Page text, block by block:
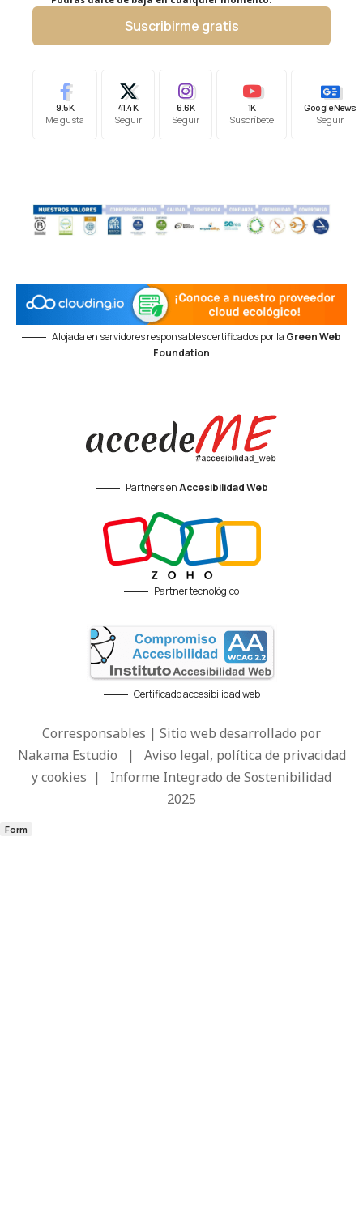
Suscribirme gratis
9.5K
Me gusta
41.4K
Seguir
6.6K
Seguir
1K
Suscríbete
Google News
Seguir
Alojada en servidores responsables certificados por la Green Web
Foundation
Partners enAccesibilidad Web
Partner tecnológico
Certificado accesibilidad web
Corresponsables | Sitio web desarrollado por
Nakama Estudio | Aviso legal, política de privacidad
y cookies | Informe Integrado de Sostenibilidad
2025
Form